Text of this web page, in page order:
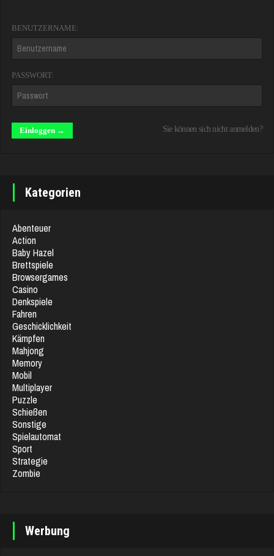
BENUTZERNAME:
PASSWORT:
Sie können sich nicht anmelden?
Kategorien
Abenteuer
Action
Baby Hazel
Brettspiele
Browsergames
Casino
Denkspiele
Fahren
Geschicklichkeit
Kämpfen
Mahjong
Memory
Mobil
Multiplayer
Puzzle
Schießen
Sonstige
Spielautomat
Sport
Strategie
Zombie
Werbung